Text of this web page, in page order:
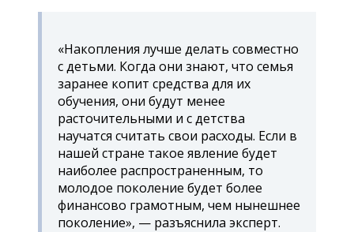
«Накопления лучше делать совместно
с детьми. Когда они знают, что семья
заранее копит средства для их
обучения, они будут менее
расточительными и с детства
научатся считать свои расходы. Если в
нашей стране такое явление будет
наиболее распространенным, то
молодое поколение будет более
финансово грамотным, чем нынешнее
поколение», — разъяснила эксперт.